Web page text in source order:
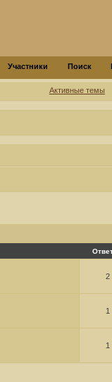
Участники Поиск
Активные темы
2
1
1